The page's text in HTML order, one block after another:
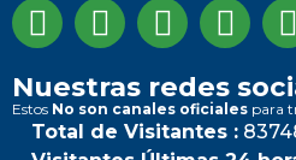
Nuestras redes
Estos No son canales oficiales para
Total de Visitantes :